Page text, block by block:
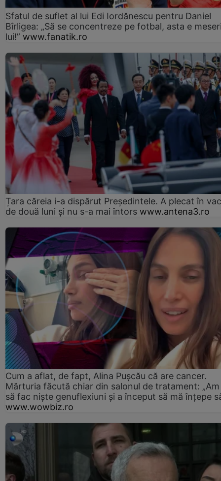
Sfatul de suflet al lui Edi Iordănescu pentru Daniel
Bîrligea: „Să se concentreze pe fotbal, asta e
lui!” www.fanatik.ro
Țara căreia i-a dispărut Președintele. A plecat în
de două luni și nu s-a mai întors www.antena3.ro
Cum a aflat, de fapt, Alina Pușcău că are cancer.
Mărturia făcută chiar din salonul de tratament:
să fac niște genuflexiuni și a început să mă înțepe
www.wowbiz.ro